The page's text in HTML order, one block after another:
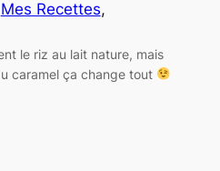
Mes Recettes
le riz au lait nature, mais
caramel ça change tout